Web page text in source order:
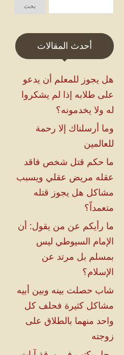
أحدث المقالات
هل يجوز للمعلم أن يدعو
على طلابه إذا لم يشكروا
له ولا يخدمونه؟
وما أرسلناك إلا رحمة
للعالمين
ما حكم قتل شخص فاقد
عقله مريض عقلي ويسبب
مشاكل هل يجوز قتله
متعمداً؟
ما رأيكم عن من يقول: أن
الإمام السيوطي ليس
بمسلم بل مرتد عن
الإسلام؟
شاب حصلت بينه وبين أبيه
مشاكل كثيرة فحلف كل
واحد منهما بالطلاق على
زوجته